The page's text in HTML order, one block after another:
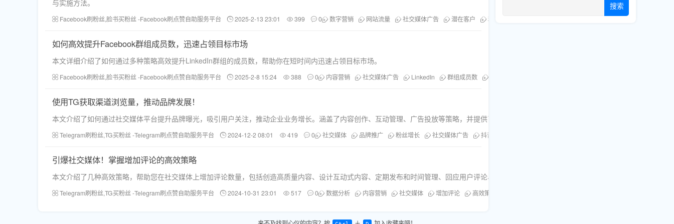
与实施方法。
Facebook刷粉丝,脸书买粉丝 -Facebook刷点赞自助服务平台 2025-2-13 23:01 399 0 数字营销 网站流量 社交媒体广告 潜在客户 精准投放
如何高效提升Facebook群组成员数，迅速占领目标市场
本文详细介绍了如何通过多种策略高效提升LinkedIn群组的成员数，帮助你在短时间内迅速占领目标市场。
Facebook刷粉丝,脸书买粉丝 -Facebook刷点赞自助服务平台 2025-2-8 15:24 388 0 内容营销 社交媒体广告 LinkedIn 群组成员数
使用TG获取渠道浏览量，推动品牌发展！
本文介绍了如何通过社交媒体平台提升品牌曝光，吸引用户关注，推动企业业务增长。涵盖了内容创作、互动管理、广告投放等策略，并提供了衡量营销效果的方法。
Telegram刷粉丝,TG买粉丝 -Telegram刷点赞自助服务平台 2024-12-2 08:01 419 0 社交媒体 品牌推广 粉丝增长 社交媒体广告 抖音
引爆社交媒体！掌握增加评论的高效策略
本文介绍了几种高效策略，帮助您在社交媒体上增加评论数量，包括创造高质量内容、设计互动式内容、定期发布和时间管理、回应用户评论、利用社交媒体广告、借助影响力者以及分析数据和优化策
Telegram刷粉丝,TG买粉丝 -Telegram刷点赞自助服务平台 2024-10-31 23:01 517 0 数据分析 内容营销 社交媒体 增加评论 高效策略
搜索